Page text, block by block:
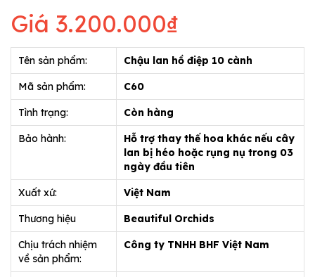
Giá 3.200.000₫
Tên sản phẩm: Chậu lan hồ điệp 10 cành
Mã sản phẩm: C60
Tình trạng: Còn hàng
Bảo hành:
Hỗ trợ thay thế hoa khác nếu cây
lan bị héo hoặc rụng nụ trong 03
ngày đầu tiên
Xuất xứ: Việt Nam
Thương hiệu Beautiful Orchids
Chịu trách nhiệm
về sản phẩm:
Công ty TNHH BHF Việt Nam